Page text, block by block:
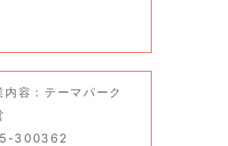
内容：テーマパーク
300362